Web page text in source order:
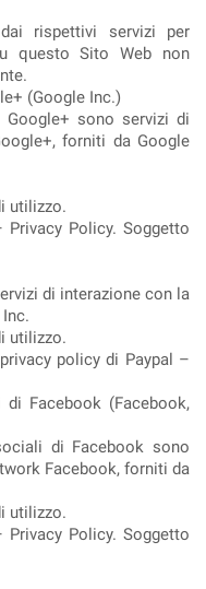
rispettivi servizi per
questo Sito Web non
(Google Inc.)
sono servizi di
forniti da Google
utilizzo.
Policy. Soggetto
di interazione con la
utilizzo.
policy di Paypal –
Facebook (Facebook,
di Facebook sono
Facebook, forniti da
utilizzo.
Policy. Soggetto